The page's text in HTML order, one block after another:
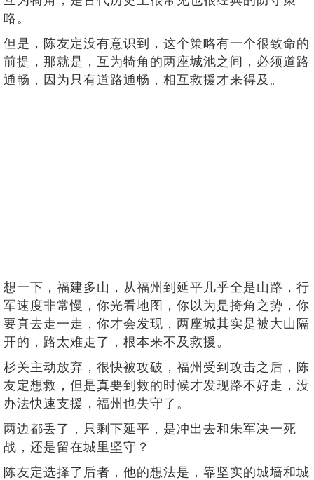
略。
但是，陈友定没有意识到，这个策略有一个很致命的
前提，那就是，互为犄角的两座城池之间，必须道路
通畅，因为只有道路通畅，相互救援才来得及。
想一下，福建多山，从福州到延平几乎全是山路，行
军速度非常慢，你光看地图，你以为是掎角之势，你
要真去走一走，你才会发现，两座城其实是被大山隔
开的，路太难走了，根本来不及救援。
杉关主动放弃，很快被攻破，福州受到攻击之后，陈
友定想救，但是真要到救的时候才发现路不好走，没
办法快速支援，福州也失守了。
两边都丢了，只剩下延平，是冲出去和朱军决一死
战，还是留在城里坚守？
陈友定选择了后者，他的想法是，靠坚实的城墙和城